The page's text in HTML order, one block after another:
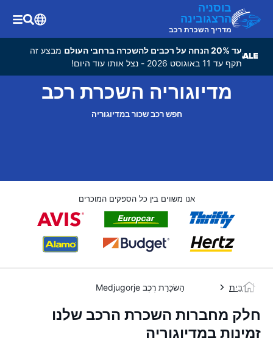
בוסניה
הרצגובינה
מדריך השכרת רכב
עד 20% הנחה על רכבים להשכרה ברחבי העולם
מבצע זה
תקף עד 11 באוגוסט 2026 - נצל אותו עוד היום!
מדיוגוריה השכרת רכב
חפש רכב שכור במדיוגוריה
אנו משווים בין כל הספקים המוכרים
בַּיִת הַשׂכָּרַת רֶכֶב Medjugorje
חלק מחברות השכרת הרכב שלנו
זמינות במדיוגוריה